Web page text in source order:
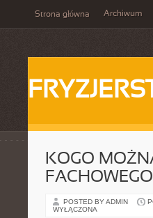
Strona główna Archiwum
KOGO
FACHOWEGO
POSTED BY ADMIN
WYŁĄCZONA